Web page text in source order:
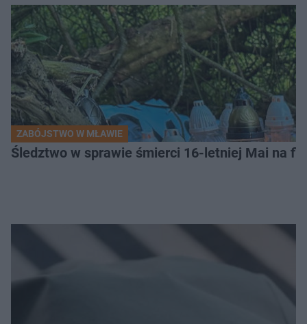
ZABÓJSTWO W MŁAWIE
Śledztwo w sprawie śmierci 16-letniej Mai na